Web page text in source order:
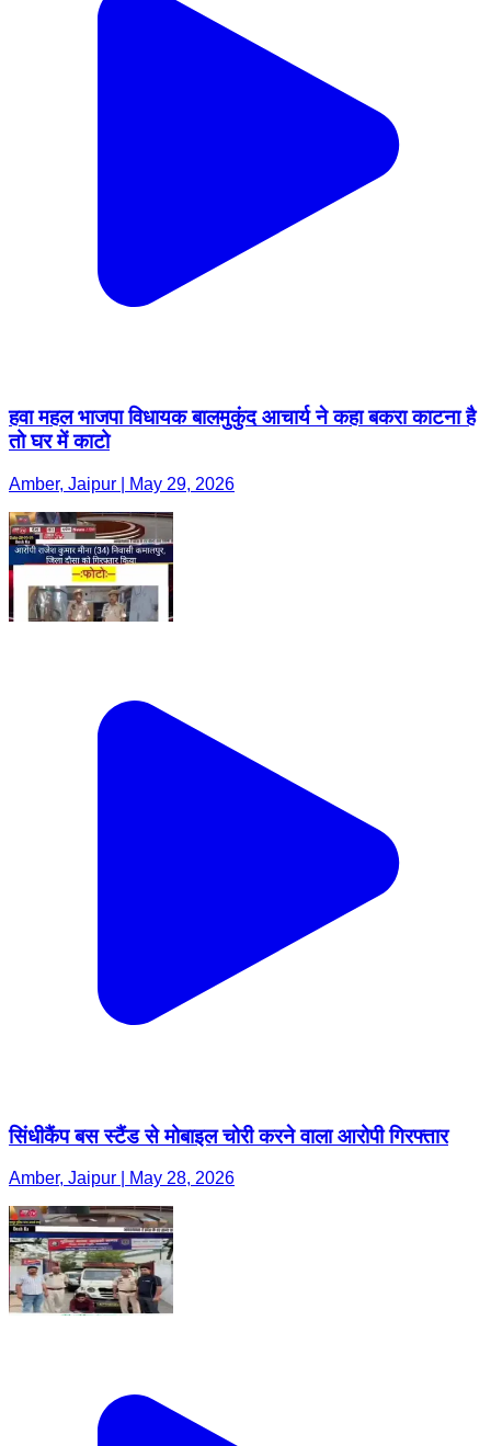
हवा महल भाजपा विधायक बालमुकुंद आचार्य ने कहा बकरा काटना है
तो घर में काटो
Amber, Jaipur | May 29, 2026
सिंधीकैंप बस स्टैंड से मोबाइल चोरी करने वाला आरोपी गिरफ्तार
Amber, Jaipur | May 28, 2026